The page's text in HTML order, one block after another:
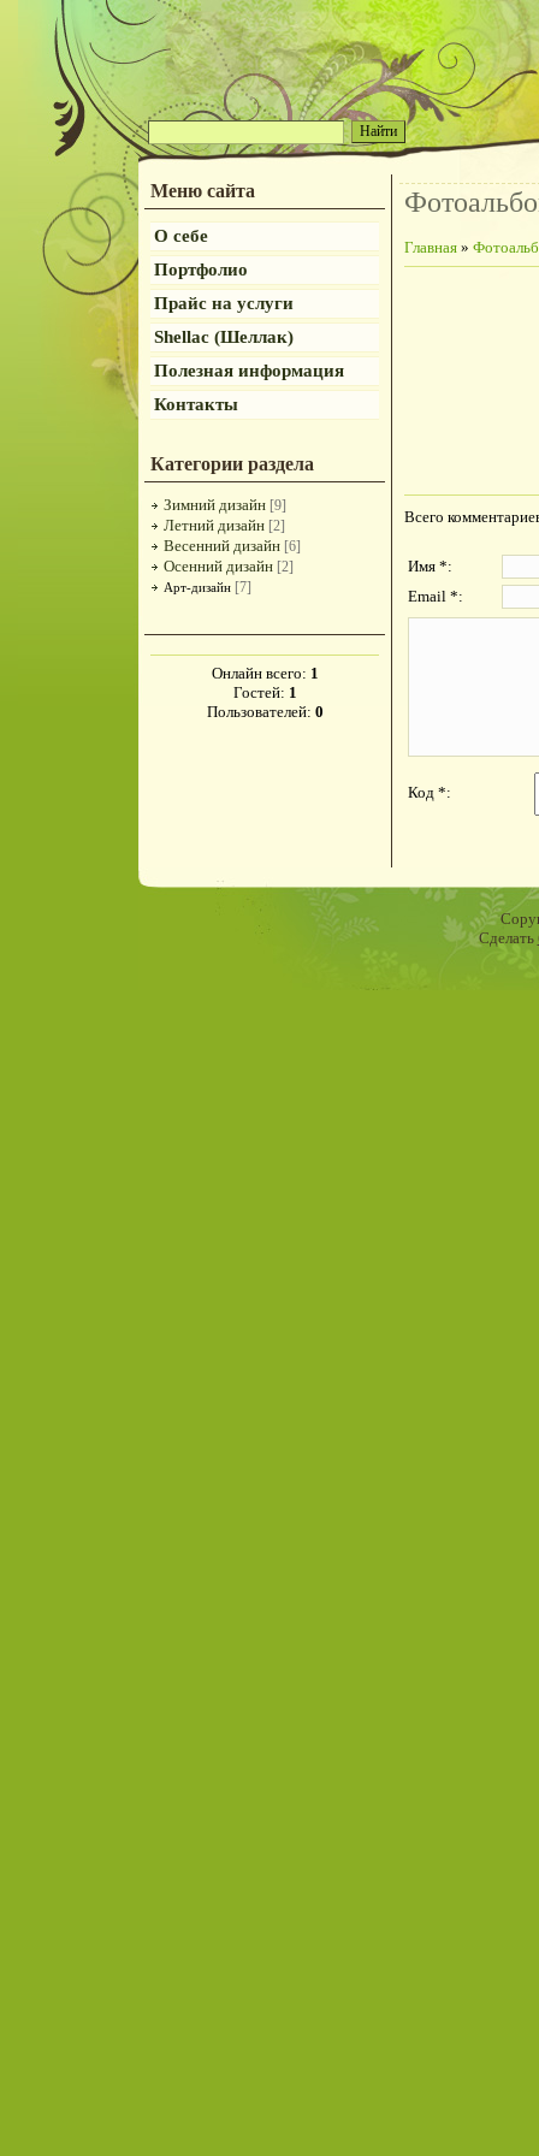
Меню сайта
О себе
Портфолио
Прайс на услуги
Shellac (Шеллак)
Полезная информация
Контакты
Категории раздела
Зимний дизайн [9]
Летний дизайн [2]
Весенний дизайн [6]
Осенний дизайн [2]
Арт-дизайн [7]
Онлайн всего: 1
Гостей: 1
Пользователей: 0
Главная »
Всего
Имя *:
Email *:
Код *:
Сделать